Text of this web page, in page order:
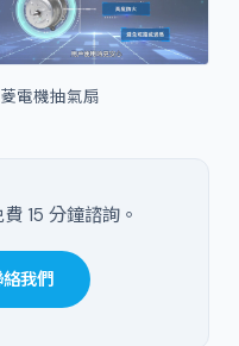
電機抽氣扇
15 分鐘諮詢。
我們